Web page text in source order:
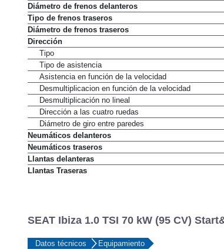
Diámetro de frenos delanteros
Tipo de frenos traseros
Diámetro de frenos traseros
Dirección
Tipo
Tipo de asistencia
Asistencia en función de la velocidad
Desmultiplicacion en función de la velocidad
Desmultiplicación no lineal
Dirección a las cuatro ruedas
Diámetro de giro entre paredes
Neumáticos delanteros
Neumáticos traseros
Llantas delanteras
Llantas Traseras
SEAT Ibiza 1.0 TSI 70 kW (95 CV)
Datos técnicos Equipamiento